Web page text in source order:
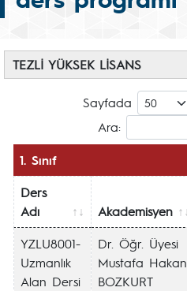
TEZLİ YÜKSEK LİSANS
Sayfada
Ara:
1. Sınıf
Ders
Adı
Akademisyen
YZLU8001-
Uzmanlık
Alan Dersi
Dr. Öğr. Üyesi
Mustafa Hakan
BOZKURT